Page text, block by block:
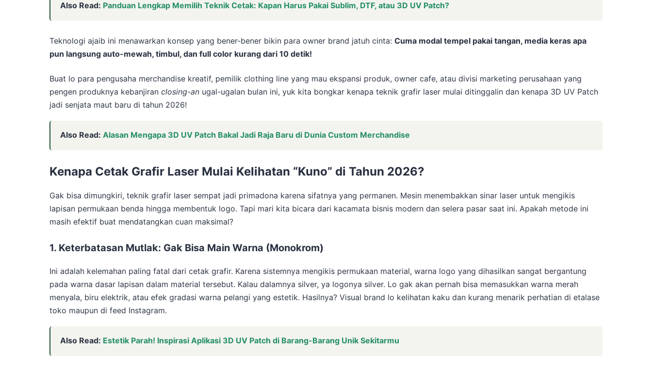
Also Read: Panduan Lengkap Memilih Teknik Cetak: Kapan Harus Pakai Sublim, DTF, atau 3D UV Patch?
Teknologi ajaib ini menawarkan konsep yang bener-bener bikin para owner brand jatuh cinta: Cuma modal tempel pakai tangan, media keras apa
pun langsung auto-mewah, timbul, dan full color kurang dari 10 detik!
Buat lo para pengusaha merchandise kreatif, pemilik clothing line yang mau ekspansi produk, owner cafe, atau divisi marketing perusahaan yang
pengen produknya kebanjiran closing-an ugal-ugalan bulan ini, yuk kita bongkar kenapa teknik grafir laser mulai ditinggalin dan kenapa 3D UV Patch
jadi senjata maut baru di tahun 2026!
Also Read: Alasan Mengapa 3D UV Patch Bakal Jadi Raja Baru di Dunia Custom Merchandise
Kenapa Cetak Grafir Laser Mulai Kelihatan “Kuno” di Tahun 2026?
Gak bisa dimungkiri, teknik grafir laser sempat jadi primadona karena sifatnya yang permanen. Mesin menembakkan sinar laser untuk mengikis
lapisan permukaan benda hingga membentuk logo. Tapi mari kita bicara dari kacamata bisnis modern dan selera pasar saat ini. Apakah metode ini
masih efektif buat mendatangkan cuan maksimal?
1. Keterbatasan Mutlak: Gak Bisa Main Warna (Monokrom)
Ini adalah kelemahan paling fatal dari cetak grafir. Karena sistemnya mengikis permukaan material, warna logo yang dihasilkan sangat bergantung
pada warna dasar lapisan dalam material tersebut. Kalau dalamnya silver, ya logonya silver. Lo gak akan pernah bisa memasukkan warna merah
menyala, biru elektrik, atau efek gradasi warna pelangi yang estetik. Hasilnya? Visual brand lo kelihatan kaku dan kurang menarik perhatian di etalase
toko maupun di feed Instagram.
Also Read: Estetik Parah! Inspirasi Aplikasi 3D UV Patch di Barang-Barang Unik Sekitarmu